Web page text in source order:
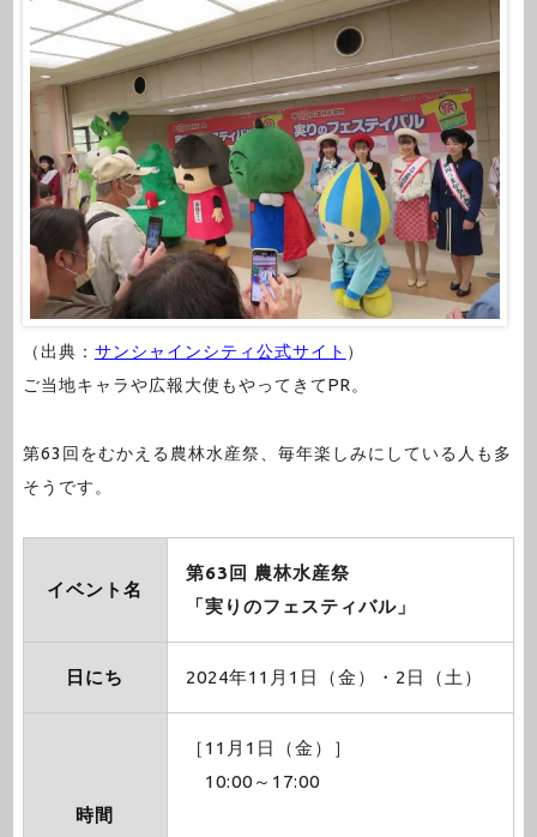
（出典： サンシャインシティ公式サイト ）
ご当地キャラや広報大使もやってきてPR。
第63回をむかえる農林水産祭、毎年楽しみにしている人も多
そうです。
イベント名
第63回 農林水産祭
「実りのフェスティバル」
日にち 2024年11月1日（金）・2日（土）
時間
［11月1日（金）］
10:00～17:00